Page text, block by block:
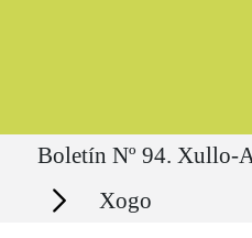
Ruta del sitio
Boletín Nº 94. Xullo-
Secciones Xogo